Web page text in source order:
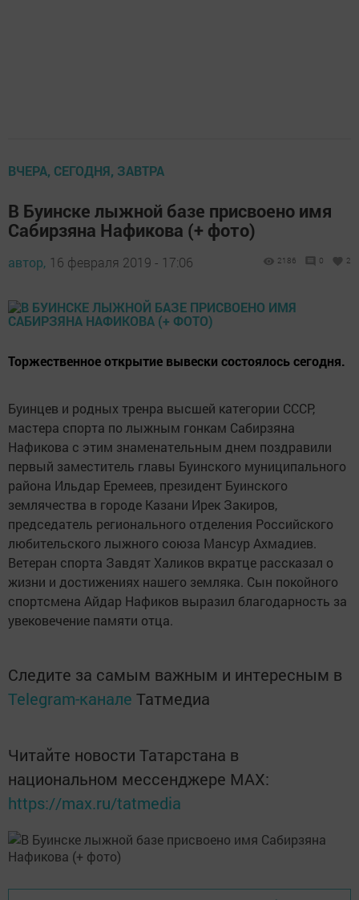
ВЧЕРА, СЕГОДНЯ, ЗАВТРА
В Буинске лыжной базе присвоено имя
Сабирзяна Нафикова (+ фото)
автор, 16 февраля 2019 - 17:06 2186 0 2
Торжественное открытие вывески состоялось сегодня.
Буинцев и родных тренра высшей категории СССР,
мастера спорта по лыжным гонкам Сабирзяна
Нафикова с этим знаменательным днем поздравили
первый заместитель главы Буинского муниципального
района Ильдар Еремеев, президент Буинского
землячества в городе Казани Ирек Закиров,
председатель регионального отделения Российского
любительского лыжного союза Мансур Ахмадиев.
Ветеран спорта Завдят Халиков вкратце рассказал о
жизни и достижениях нашего земляка. Сын покойного
спортсмена Айдар Нафиков выразил благодарность за
увековечение памяти отца.
Следите за самым важным и интересным в
Telegram-канале Татмедиа
Читайте новости Татарстана в
национальном мессенджере MАХ:
https://max.ru/tatmedia